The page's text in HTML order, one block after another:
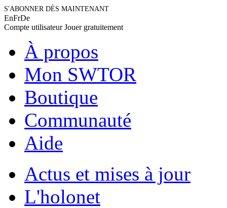
S'ABONNER DÈS MAINTENANT
EnFrDe
Compte utilisateurJouer gratuitement
À propos
Mon SWTOR
Boutique
Communauté
Aide
Actus et mises à jour
L'holonet